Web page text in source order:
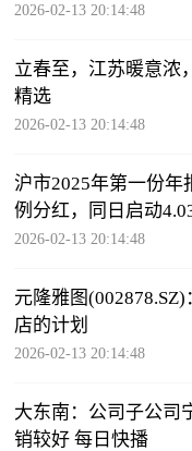
2026-02-13 20:14:48
立春至，江苏暖意浓
精选
2026-02-13 20:14:48
沪市2025年第一份年
例分红，同日启动
2026-02-13 20:14:48
元隆雅图
店的计划
2026-02-13 20:14:48
大东南：公司子公司
销较好 每日快播